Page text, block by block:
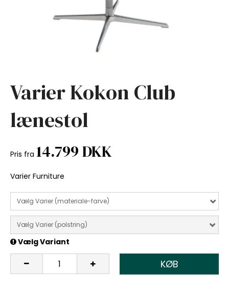
Varier Kokon Club
lænestol
Pris fra 14.799 DKK
Varier Furniture
Vælg Varier (materiale-farve)
Vælg Varier (polstring)
Vælg Variant
KØB